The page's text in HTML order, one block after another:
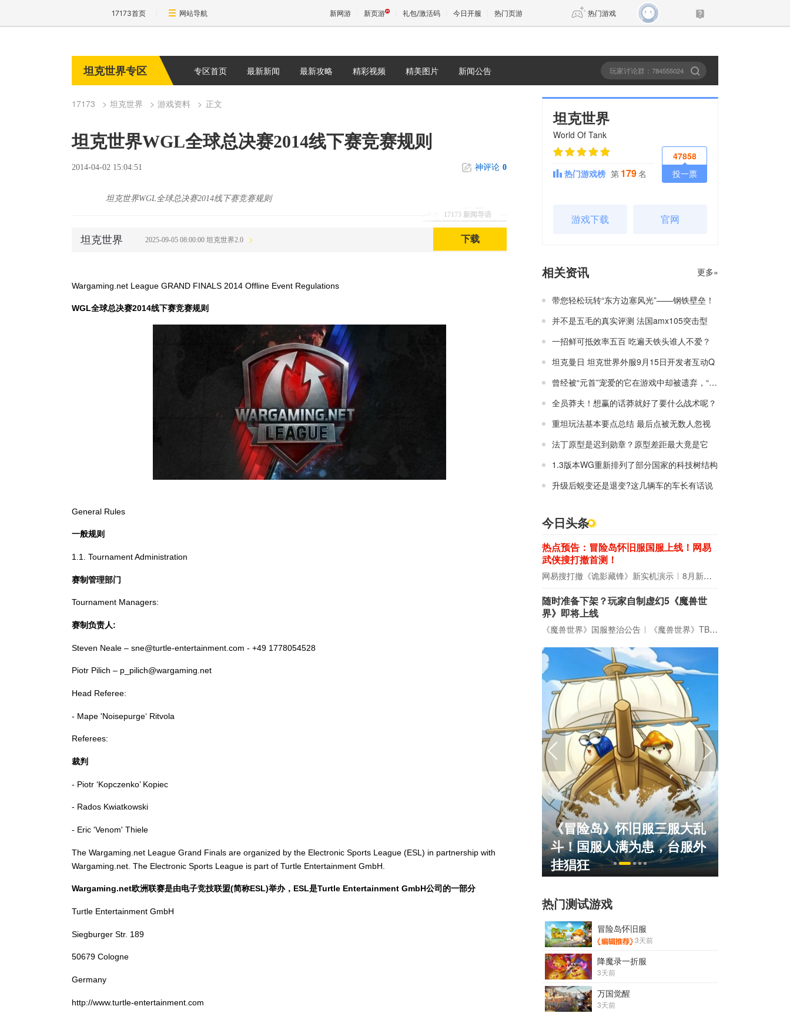
17173首页 网站导航 新网游 新页游 礼包/激活码 今日开服 热门页游 热门游戏
传奇4
坦克世界专区 专区首页 最新新闻 最新攻略 精彩视频 精美图片 新闻公告
17173 坦克世界 游戏资料 正文
坦克世界WGL全球总决赛2014线下赛竞赛规则
2014-04-02 15:04:51 神评论 0
17173 新闻导语
坦克世界WGL全球总决赛2014线下赛竞赛规则
坦克世界 2025-09-05 08:00:00 坦克世界2.0 下载
Wargaming.net League GRAND FINALS 2014 Offline Event Regulations
WGL全球总决赛2014线下赛竞赛规则
General Rules
一般规则
1.1. Tournament Administration
赛制管理部门
Tournament Managers:
赛制负责人:
Steven Neale – sne@turtle-entertainment.com - +49 1778054528
Piotr Pilich – p_pilich@wargaming.net
Head Referee:
- Mape 'Noisepurge‘ Ritvola
Referees:
裁判
- Piotr ‘Kopczenko’ Kopiec
- Rados Kwiatkowski
- Eric 'Venom' Thiele
The Wargaming.net League Grand Finals are organized by the Electronic Sports League (ESL) in partnership with
Wargaming.net. The Electronic Sports League is part of Turtle Entertainment GmbH.
Wargaming.net欧洲联赛是由电子竞技联盟(简称ESL)举办，ESL是Turtle Entertainment GmbH公司的一部分
Turtle Entertainment GmbH
Siegburger Str. 189
50679 Cologne
Germany
http://www.turtle-entertainment.com
坦克世界
World Of Tank
47858
投一票
热门游戏榜 第 179名
游戏下载 官网
相关资讯 更多»
带您轻松玩转“东方边塞风光”——钢铁壁垒！
并不是五毛的真实评测 法国amx105突击型
一招鲜可抵效率五百 吃遍天铁头谁人不爱？
坦克曼日 坦克世界外服9月15日开发者互动Q
曾经被“元首”宠爱的它在游戏中却被遗弃，“废铁南”or“南哥”？！
全员莽夫！想赢的话莽就好了要什么战术呢？
重坦玩法基本要点总结 最后点被无数人忽视
法丁原型是迟到勋章？原型差距最大竟是它
1.3版本WG重新排列了部分国家的科技树结构
升级后蜕变还是退变?这几辆车的车长有话说
今日头条
热点预告：冒险岛怀旧服国服上线！网易
武侠搜打撤首测！
网易搜打撤《诡影藏锋》新实机演示 8月新游前瞻：《诡秘之主》领衔
随时准备下架？玩家自制虚幻5《魔兽世
界》即将上线
《魔兽世界》国服整治公告 《魔兽世界》TBC周年大更：双经典团本回归！
线，回馈18年天下老头
的囧图集（1168）
《冒险岛》怀旧服三服大乱
斗！国服人满为患，台服外
挂猖狂
热门测试游戏
冒险岛怀旧服
3天前
降魔录一折服
3天前
万国觉醒
3天前